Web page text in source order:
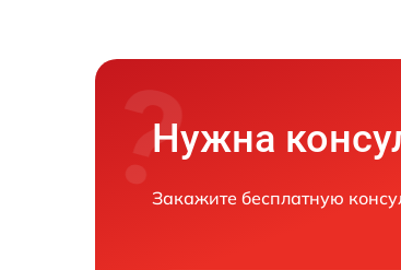
Нужна
Закажите бесплатную